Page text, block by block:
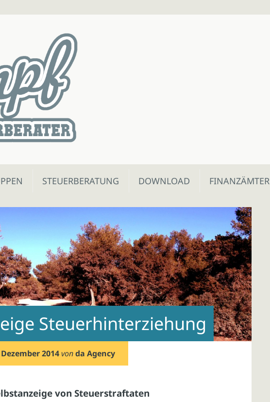
STEUERBERATUNG DOWNLOAD FINANZÄMTER
Steuerhinterziehung
2014 vonda Agency
von Steuerstraftaten